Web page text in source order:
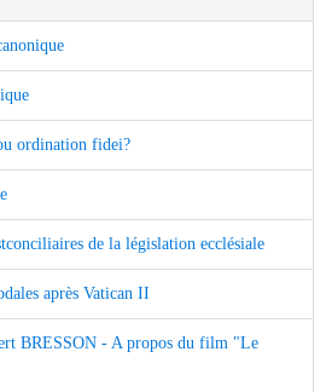
ordination fidei?
de la législation ecclésiale
après Vatican II
BRESSON - A propos du film "Le